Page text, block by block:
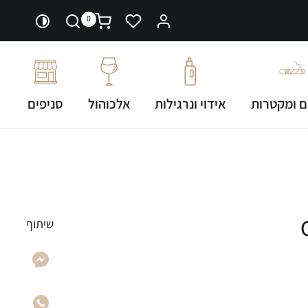
0
ומקטרות אידוי ונרגילות אלכוהול סניפים
שיתוף